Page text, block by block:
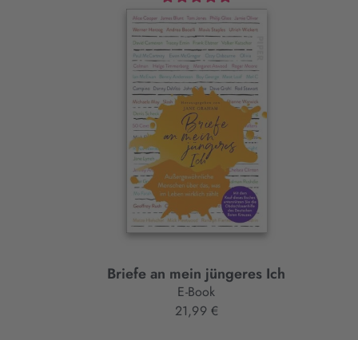
Briefe an mein jüngeres Ich
E-Book
21,99 €